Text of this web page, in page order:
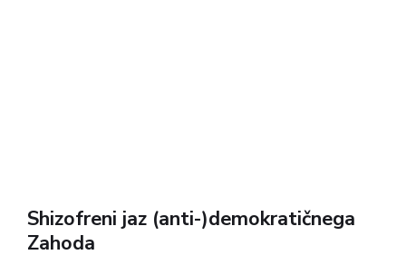
Shizofreni jaz (anti-)demokratičnega
Zahoda